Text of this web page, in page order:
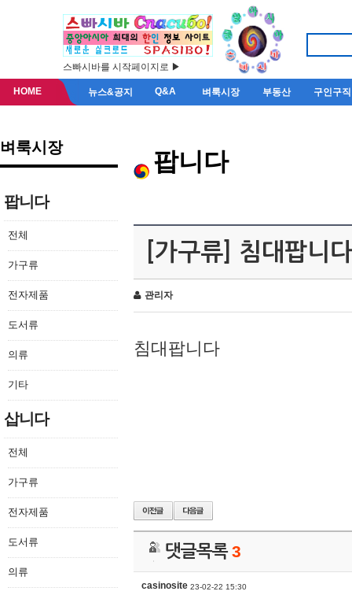
스빠시바를 시작페이지로 ▶
HOME 뉴스&공지 Q&A 벼룩시장 부동산 구인구직
벼룩시장
팝니다
전체
가구류
전자제품
도서류
의류
기타
삽니다
전체
가구류
전자제품
도서류
의류
팝니다
[가구류] 침대팝니다
관리자
침대팝니다
댓글목록3
casinosite 23-02-22 15:30